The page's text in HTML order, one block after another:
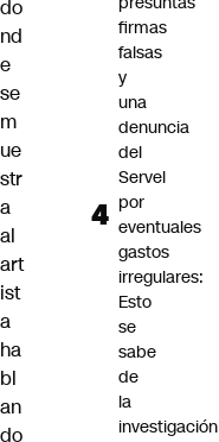
do
nd
e
se
m
ue
str
a
al
art
ist
a
ha
bl
an
do
firmas
falsas
y
una
denuncia
del
Servel
por
eventuales
gastos
irregulares:
Esto
se
sabe
de
la
investigación